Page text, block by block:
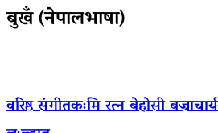
बुखँ (नेपालभाषा)
वरिष्ठ संगीतकःमि रत्न बेहोसी